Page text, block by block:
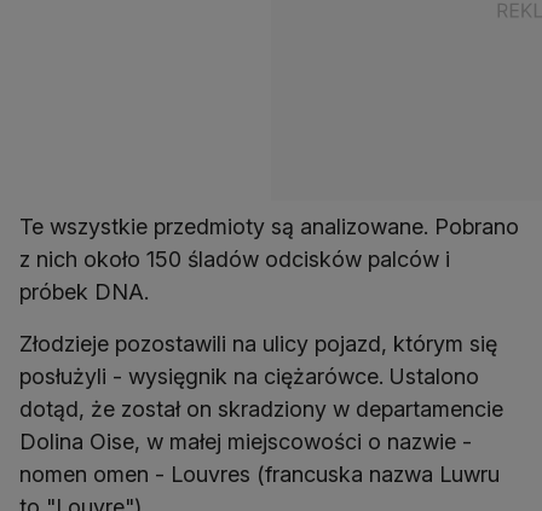
Te wszystkie przedmioty są analizowane. Pobrano
z nich około 150 śladów odcisków palców i
próbek DNA.
Złodzieje pozostawili na ulicy pojazd, którym się
posłużyli - wysięgnik na ciężarówce. Ustalono
dotąd, że został on skradziony w departamencie
Dolina Oise, w małej miejscowości o nazwie -
nomen omen - Louvres (francuska nazwa Luwru